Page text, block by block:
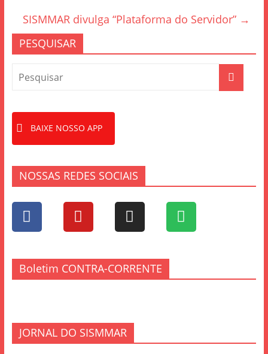
o
k
SISMMAR divulga “Plataforma do Servidor” →
PESQUISAR
BAIXE NOSSO APP
NOSSAS REDES SOCIAIS
Boletim CONTRA-CORRENTE
JORNAL DO SISMMAR